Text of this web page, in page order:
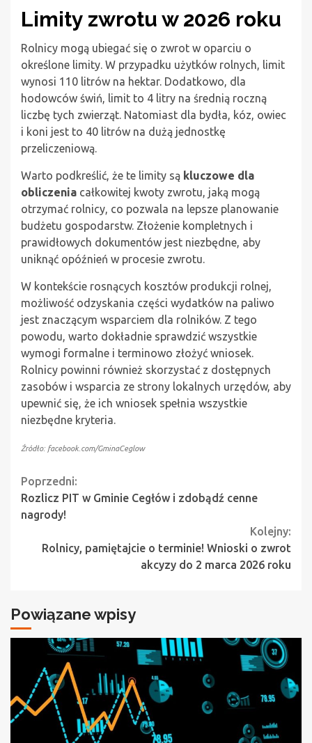
Limity zwrotu w 2026 roku
Rolnicy mogą ubiegać się o zwrot w oparciu o
określone limity. W przypadku użytków rolnych, limit
wynosi 110 litrów na hektar. Dodatkowo, dla
hodowców świń, limit to 4 litry na średnią roczną
liczbę tych zwierząt. Natomiast dla bydła, kóz, owiec
i koni jest to 40 litrów na dużą jednostkę
przeliczeniową.
Warto podkreślić, że te limity są kluczowe dla
obliczenia całkowitej kwoty zwrotu, jaką mogą
otrzymać rolnicy, co pozwala na lepsze planowanie
budżetu gospodarstw. Złożenie kompletnych i
prawidłowych dokumentów jest niezbędne, aby
uniknąć opóźnień w procesie zwrotu.
W kontekście rosnących kosztów produkcji rolnej,
możliwość odzyskania części wydatków na paliwo
jest znaczącym wsparciem dla rolników. Z tego
powodu, warto dokładnie sprawdzić wszystkie
wymogi formalne i terminowo złożyć wniosek.
Rolnicy powinni również skorzystać z dostępnych
zasobów i wsparcia ze strony lokalnych urzędów, aby
upewnić się, że ich wniosek spełnia wszystkie
niezbędne kryteria.
Źródło: facebook.com/GminaCeglow
Continue
Reading
Poprzedni:
Rozlicz PIT w Gminie Cegłów i zdobądź cenne
nagrody!
Kolejny:
Rolnicy, pamiętajcie o terminie! Wnioski o zwrot
akcyzy do 2 marca 2026 roku
Powiązane wpisy